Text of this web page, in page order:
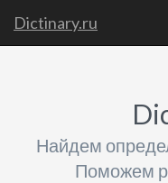
Dictinary.ru
Найдем
Поможем